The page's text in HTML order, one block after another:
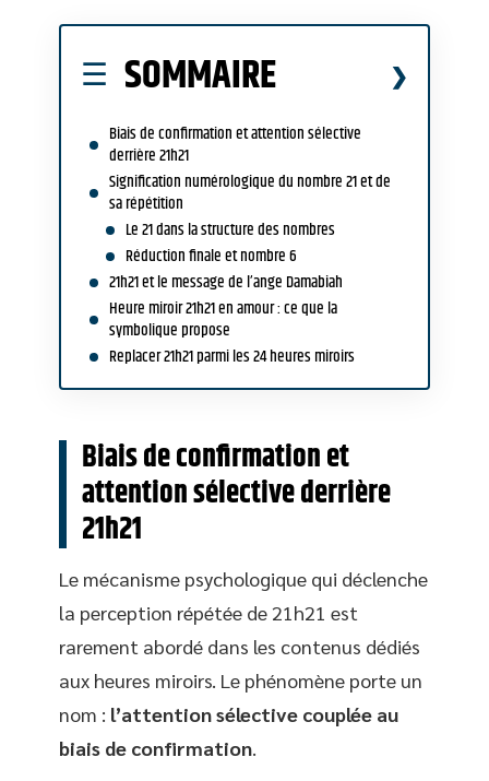
SOMMAIRE
Biais de confirmation et attention sélective
derrière 21h21
Signification numérologique du nombre 21 et de
sa répétition
Le 21 dans la structure des nombres
Réduction finale et nombre 6
21h21 et le message de l’ange Damabiah
Heure miroir 21h21 en amour : ce que la
symbolique propose
Replacer 21h21 parmi les 24 heures miroirs
Biais de confirmation et
attention sélective derrière
21h21
Le mécanisme psychologique qui déclenche
la perception répétée de 21h21 est
rarement abordé dans les contenus dédiés
aux heures miroirs. Le phénomène porte un
nom : l’attention sélective couplée au
biais de confirmation.